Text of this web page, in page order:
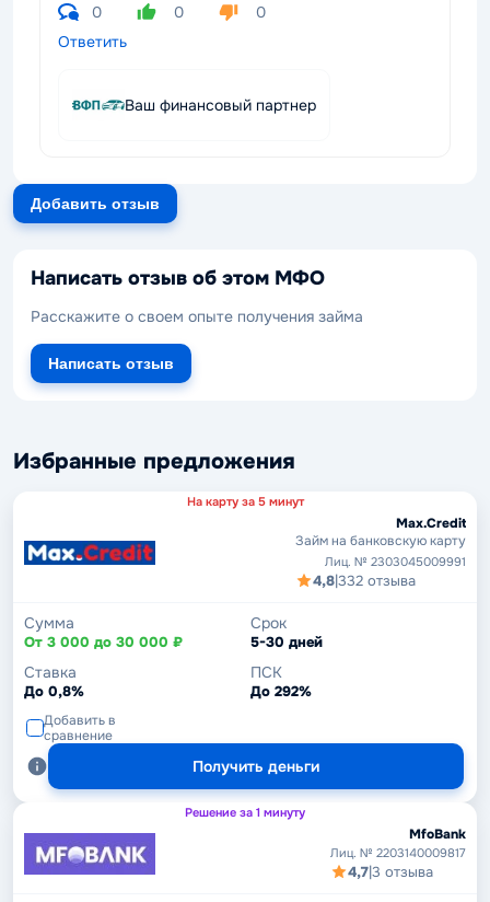
0 0
0
Ответить
Ваш финансовый партнер
Добавить отзыв
Написать отзыв об этом МФО
Расскажите о своем опыте получения займа
Написать отзыв
Избранные предложения
На карту за 5 минут
Max.Credit
Займ на банковскую карту
Лиц. № 2303045009991
4,8|332 отзыва
Сумма
От 3 000 до 30 000 ₽
Срок
5-30 дней
Ставка
До 0,8%
ПСК
До 292%
Добавить в
сравнение
Получить деньги
Решение за 1 минуту
MfoBank
Лиц. № 2203140009817
4,7|3 отзыва